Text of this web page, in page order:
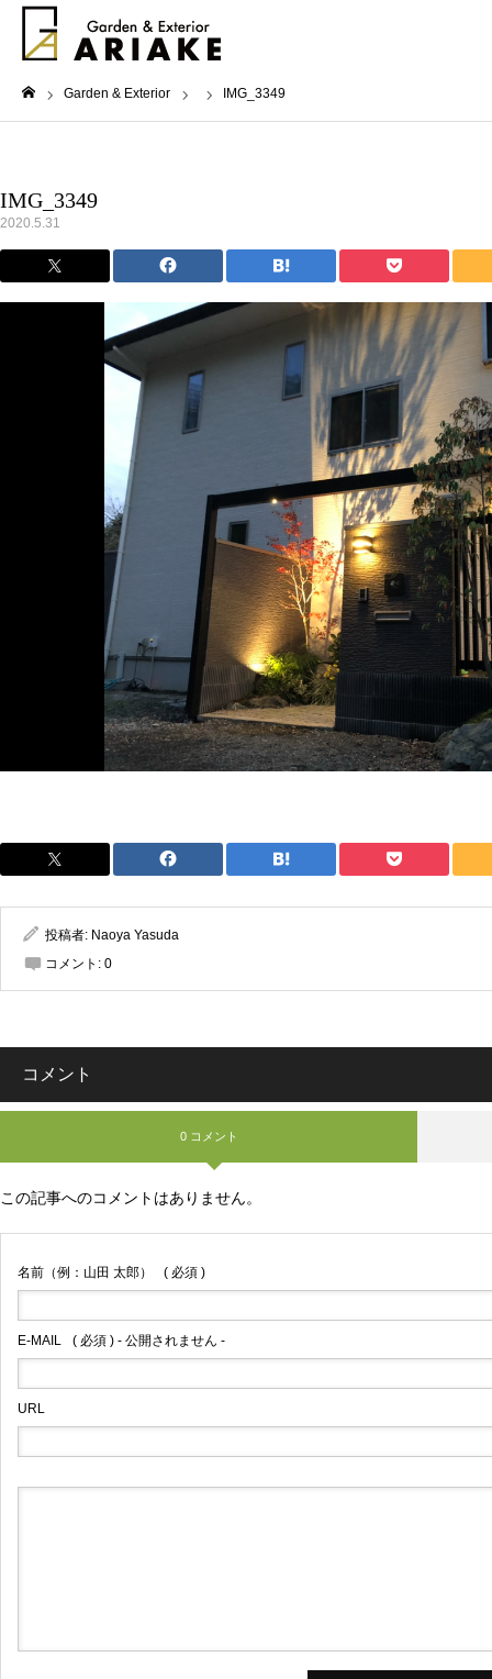
Garden & Exterior IMG_3349
IMG_3349
2020.5.31
投稿者: Naoya Yasuda
コメント: 0
コメント
0 コメント
この記事へのコメントはありません。
名前（例：山田 太郎） ( 必須 )
E-MAIL ( 必須 ) - 公開されません -
URL